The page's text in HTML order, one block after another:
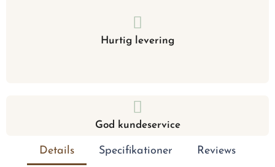
Hurtig levering
God kundeservice
Details Specifikationer Reviews